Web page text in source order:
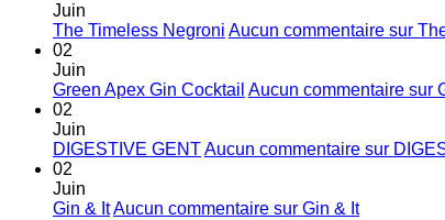
Juin
The Timeless Negroni Aucun commentaire sur
02
Juin
Green Apex Gin Cocktail Aucun commentaire sur
02
Juin
DIGESTIVE GENTAucun commentaire sur
02
Juin
Gin & ItAucun commentaire sur Gin & It